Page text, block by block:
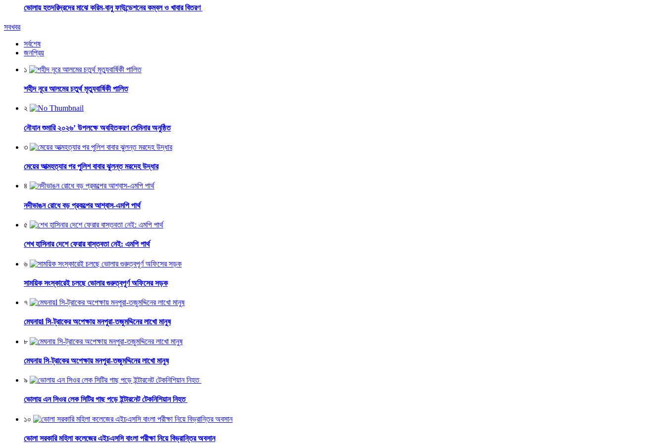
ভোলায় হতদরিদ্রদের মাঝে করিম-বানু ফাউন্ডেশনের কম্বল ও খাবার বিতরণ
সবখবর
সর্বশেষ
জনপ্রিয়
১
শহীদ নূরে আলমের চতুর্থ মৃত্যুবার্ষিকী পালিত
২
নৌযান শুমারি ২০২৬’ উপলক্ষে অবহিতকরণ সেমিনার অনুষ্ঠিত
৩
মেয়ের আত্মহত্যার পর পুলিশ বাবার ঝুলন্ত মরদেহ উদ্ধার
৪
নদীভাঙন রোধে বড় প্রকল্পের আশ্বাস-এমপি পার্থ
৫
শেখ হাসিনার দেশে ফেরার বাস্তবতা নেই: এমপি পার্থ
৬
সাময়িক সংস্কারেই চলছে ভোলার গুরুত্বপূর্ণ অফিসের সড়ক
৭
মেঘনায়l সি-ট্রাকের অপেক্ষায় মনপুরা-তজুমদ্দিনের লাখো মানুষ
৮
মেঘনায় সি-ট্রাকের অপেক্ষায় মনপুরা-তজুমদ্দিনের লাখো মানুষ
৯
ভোলায় এন সিওর লেক সিটির গাছ পড়ে ইন্টারনেট টেকনিশিয়ান নিহত
১০
ভোলা সরকারি মহিলা কলেজের এইচএসসি বাংলা পরীক্ষা নিয়ে বিভ্রান্তির অবসান